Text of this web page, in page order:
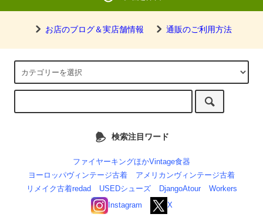
お店のブログ＆実店舗情報 通販のご利用方法
検索注目ワード
ファイヤーキングほかVintage食器
ヨーロッパヴィンテージ古着
アメリカンヴィンテージ古着
リメイク古着redad
USEDシューズ DjangoAtour
Workers
Instagram
X